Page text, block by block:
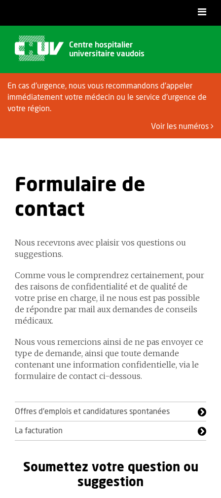
Centre hospitalier
universitaire vaudois
En cas d'urgence, nous vous recommandons d'appeler
immédiatement votre médecin ou le service d'urgence de
votre région.
Voir les numéros
Formulaire de
contact
Nous recevrons avec plaisir vos questions ou
suggestions.
Comme vous le comprendrez certainement, pour
des raisons de confidentialité et de qualité de
votre prise en charge, il ne nous est pas possible
de répondre par mail aux demandes de conseils
médicaux.
Nous vous remercions ainsi de ne pas envoyer ce
type de demande, ainsi que toute demande
contenant une information confidentielle, via le
formulaire de contact ci-dessous.
Offres d'emplois et candidatures spontanées
La facturation
Soumettez votre question ou
suggestion